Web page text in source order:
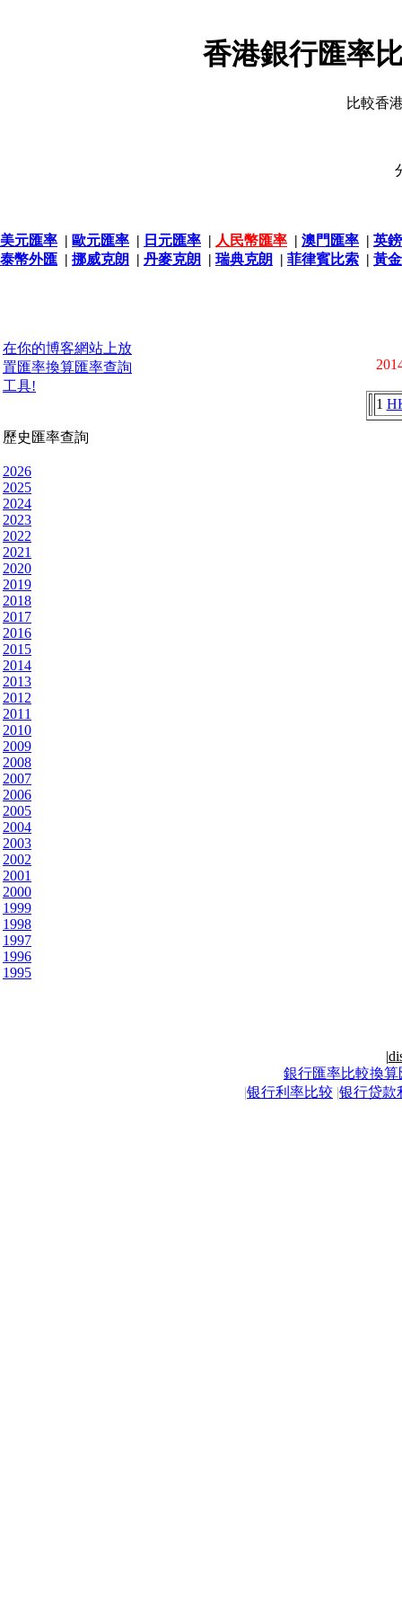
香港銀行匯率
比較香
美元匯率 | 歐元匯率 | 日元匯率 | 人民幣匯率 | 澳門匯率 | 英
泰幣外匯 | 挪威克朗 | 丹麥克朗 | 瑞典克朗 | 菲律賓比索 | 黃
在你的博客網站上放
置匯率換算匯率查詢
工具!
歷史匯率查詢
2026
2025
2024
2023
2022
2021
2020
2019
2018
2017
2016
2015
2014
2013
2012
2011
2010
2009
2008
2007
2006
2005
2004
2003
2002
2001
2000
1999
1998
1997
1996
1995
1
|
銀行匯率比較換算
|银行利率比较 |银行贷款